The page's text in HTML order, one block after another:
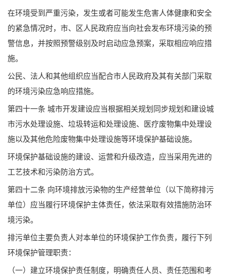
在环境受到严重污染，发生或者可能发生危害人体健康和安全
的紧急情况时，市、区人民政府应当向社会发布环境污染的预
警信息，并按照预警级别及时启动应急预案，采取相应响应措
施。
公民、法人和其他组织应当配合市人民政府及其有关部门采取
的环境污染应急响应措施。
第四十一条 城市开发建设应当根据相关规划同步规划和建设城
市污水处理设施、垃圾转运和处理设施、医疗废物集中处理设
施以及其他危险废物集中处理设施等环境保护基础设施。
环境保护基础设施的建设、运营和升级改造，应当采用先进的
工艺技术和污染防治方式。
第四十二条 向环境排放污染物的生产经营单位（以下简称排污
单位）应当履行环境保护主体责任，依法采取有效措施防治环
境污染。
排污单位主要负责人对本单位的环境保护工作负责，履行下列
环境保护管理职责：
（一）建立环境保护责任制度，明确责任人员、责任范围和考